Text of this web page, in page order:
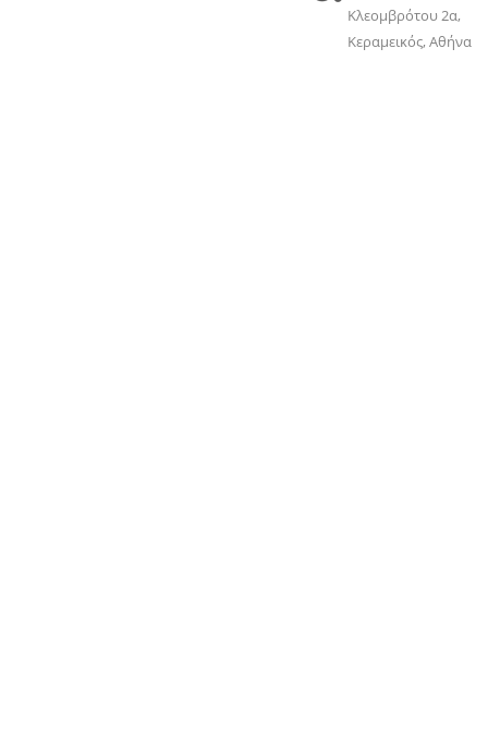
Κλεομβρότου 2α,
Κεραμεικός, Αθήνα